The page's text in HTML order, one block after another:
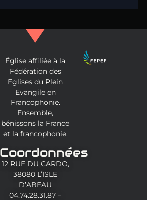
Église affiliée à la
Fédération des
Eglises du Plein
Evangile en
Francophonie.
Ensemble,
bénissons la France
et la francophonie.
Coordonnées
12 RUE DU CARDO,
38080 L’ISLE
D’ABEAU
04.74.28.31.87 –